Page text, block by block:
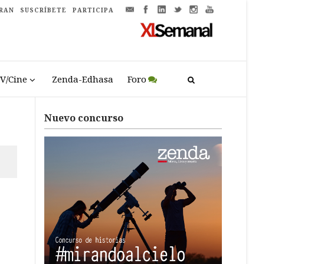
SUSCRÍBETE PARTICIPA
Cine Zenda-Edhasa Foro
Nuevo concurso